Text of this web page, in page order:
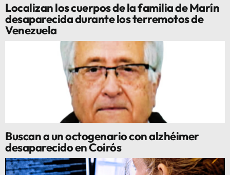
Localizan los cuerpos de la familia de Marín
desaparecida durante los terremotos de
Venezuela
Buscan a un octogenario con alzhéimer
desaparecido en Coirós